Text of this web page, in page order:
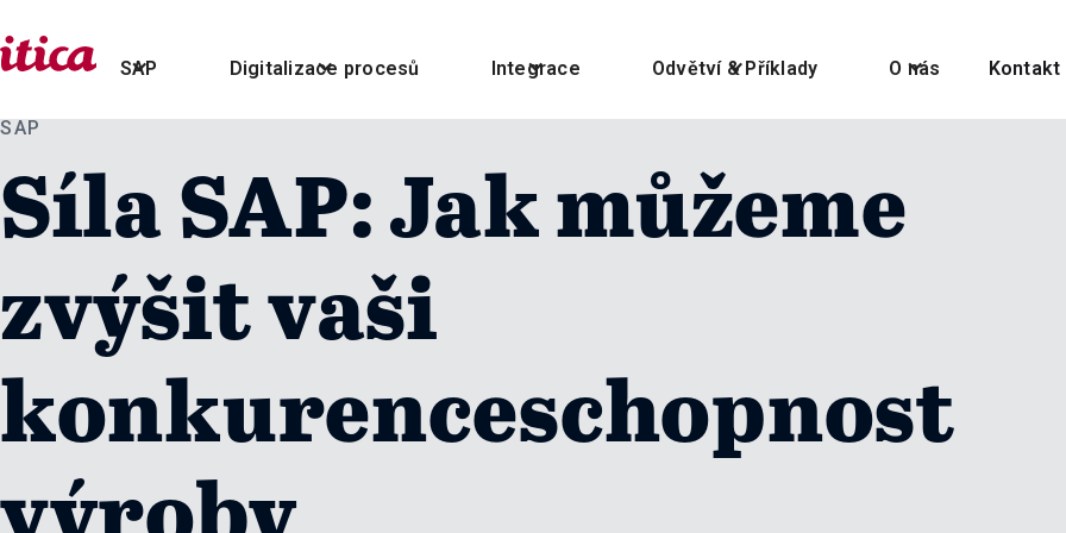
SAP Digitalizace procesů Integrace Odvětví & Příklady O nás Kontakt
SAP
Síla SAP: Jak můžeme
zvýšit vaši
konkurenceschopnost